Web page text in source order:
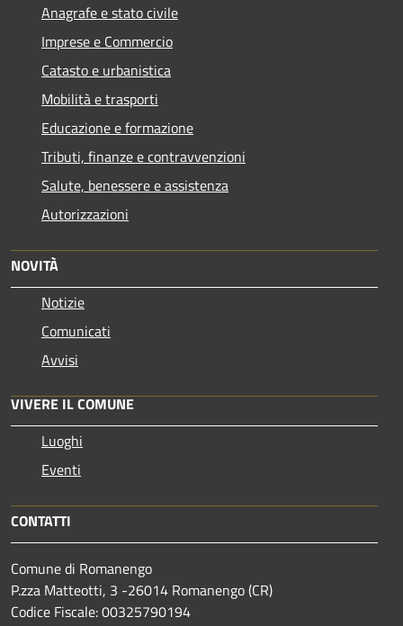
Anagrafe e stato civile
Imprese e Commercio
Catasto e urbanistica
Mobilità e trasporti
Educazione e formazione
Tributi, finanze e contravvenzioni
Salute, benessere e assistenza
Autorizzazioni
NOVITÀ
Notizie
Comunicati
Avvisi
VIVERE IL COMUNE
Luoghi
Eventi
CONTATTI
Comune di Romanengo
P.zza Matteotti, 3 -26014 Romanengo (CR)
Codice Fiscale: 00325790194